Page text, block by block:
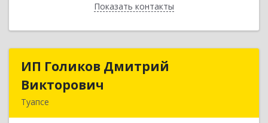
Показать контакты
Назад
ИП Голиков Дмитрий
Викторович
Туапсе
ИП Голиков Дмитрий